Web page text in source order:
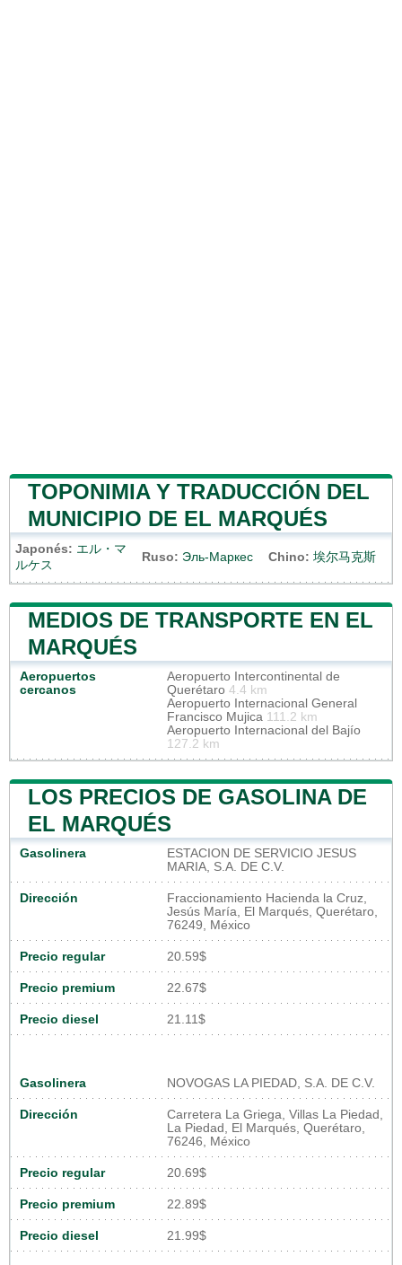
TOPONIMIA Y TRADUCCIÓN DEL
MUNICIPIO DE EL MARQUÉS
Japonés: エル・マ
ルケス
Ruso: Эль-Маркес Chino: 埃尔马克斯
MEDIOS DE TRANSPORTE EN EL
MARQUÉS
Aeropuertos
cercanos
Aeropuerto Intercontinental de
Querétaro 4.4 km
Aeropuerto Internacional General
Francisco Mujica 111.2 km
Aeropuerto Internacional del Bajío
127.2 km
LOS PRECIOS DE GASOLINA DE
EL MARQUÉS
Gasolinera
ESTACION DE SERVICIO JESUS
MARIA, S.A. DE C.V.
Dirección
Fraccionamiento Hacienda la Cruz,
Jesús María, El Marqués, Querétaro,
76249, México
Precio regular 20.59$
Precio premium 22.67$
Precio diesel 21.11$
Gasolinera NOVOGAS LA PIEDAD, S.A. DE C.V.
Dirección
Carretera La Griega, Villas La Piedad,
La Piedad, El Marqués, Querétaro,
76246, México
Precio regular 20.69$
Precio premium 22.89$
Precio diesel 21.99$